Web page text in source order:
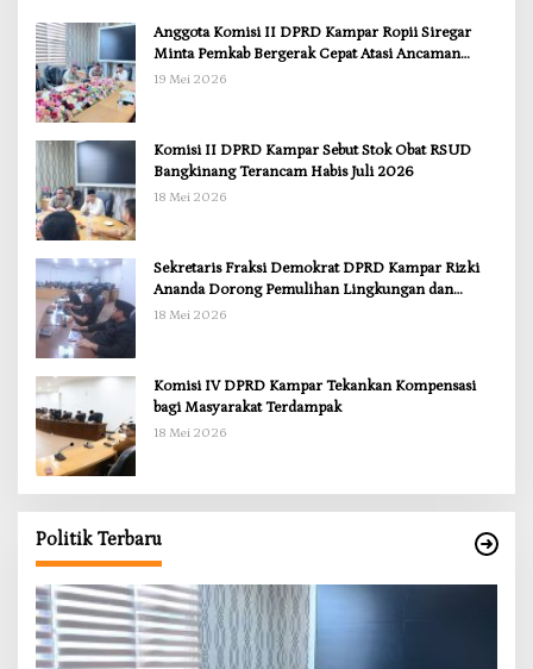
Anggota Komisi II DPRD Kampar Ropii Siregar
Minta Pemkab Bergerak Cepat Atasi Ancaman
Kekosongan Obat demi Wujudkan Kampar Dihati
19 Mei 2026
Komisi II DPRD Kampar Sebut Stok Obat RSUD
Bangkinang Terancam Habis Juli 2026
18 Mei 2026
Sekretaris Fraksi Demokrat DPRD Kampar Rizki
Ananda Dorong Pemulihan Lingkungan dan
Kompensasi untuk Warga Sungai Tapung
18 Mei 2026
Komisi IV DPRD Kampar Tekankan Kompensasi
bagi Masyarakat Terdampak
18 Mei 2026
Politik Terbaru